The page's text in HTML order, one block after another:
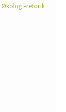
Økologi-retorik